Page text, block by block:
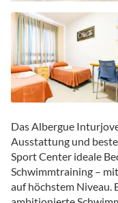
Anfang
der
Bildgalerie
springen
Das Albergue
Ausstattung und
Sport Center ideale
Schwimmtraining –
auf höchstem Niveau.